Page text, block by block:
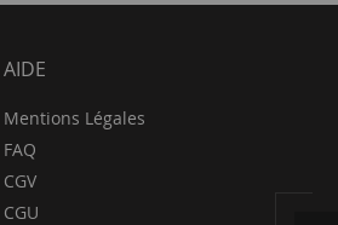
AIDE
Mentions Légales
FAQ
CGV
CGU